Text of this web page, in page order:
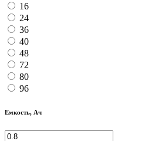
16
24
36
40
48
72
80
96
Емкость, Ач